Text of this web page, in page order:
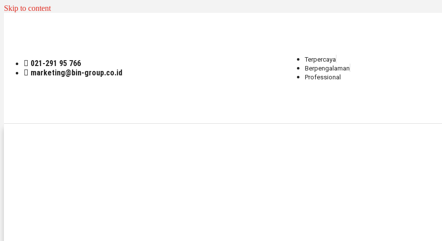
Skip to content
021-291 95 766
marketing@bin-group.co.id
Terpercaya
Berpengalaman
Professional